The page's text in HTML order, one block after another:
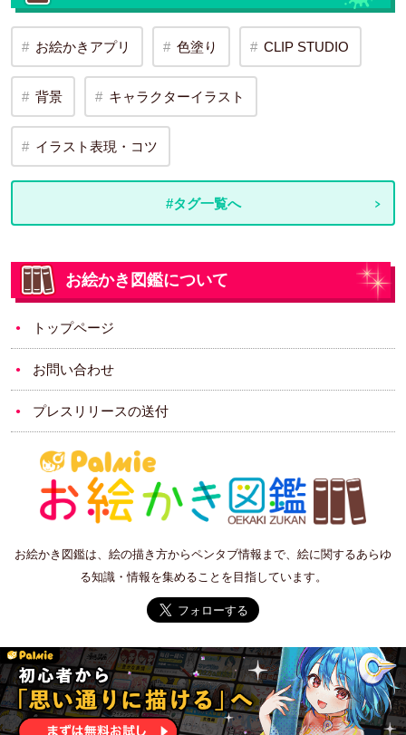
お絵かきアプリ 色塗り CLIP STUDIO
背景 キャラクターイラスト
イラスト表現・コツ
#タグ一覧へ
お絵かき図鑑について
トップページ
お問い合わせ
プレスリリースの送付
お絵かき図鑑は、絵の描き方からペンタブ情報まで、絵に関するあらゆ
る知識・情報を集めることを目指しています。